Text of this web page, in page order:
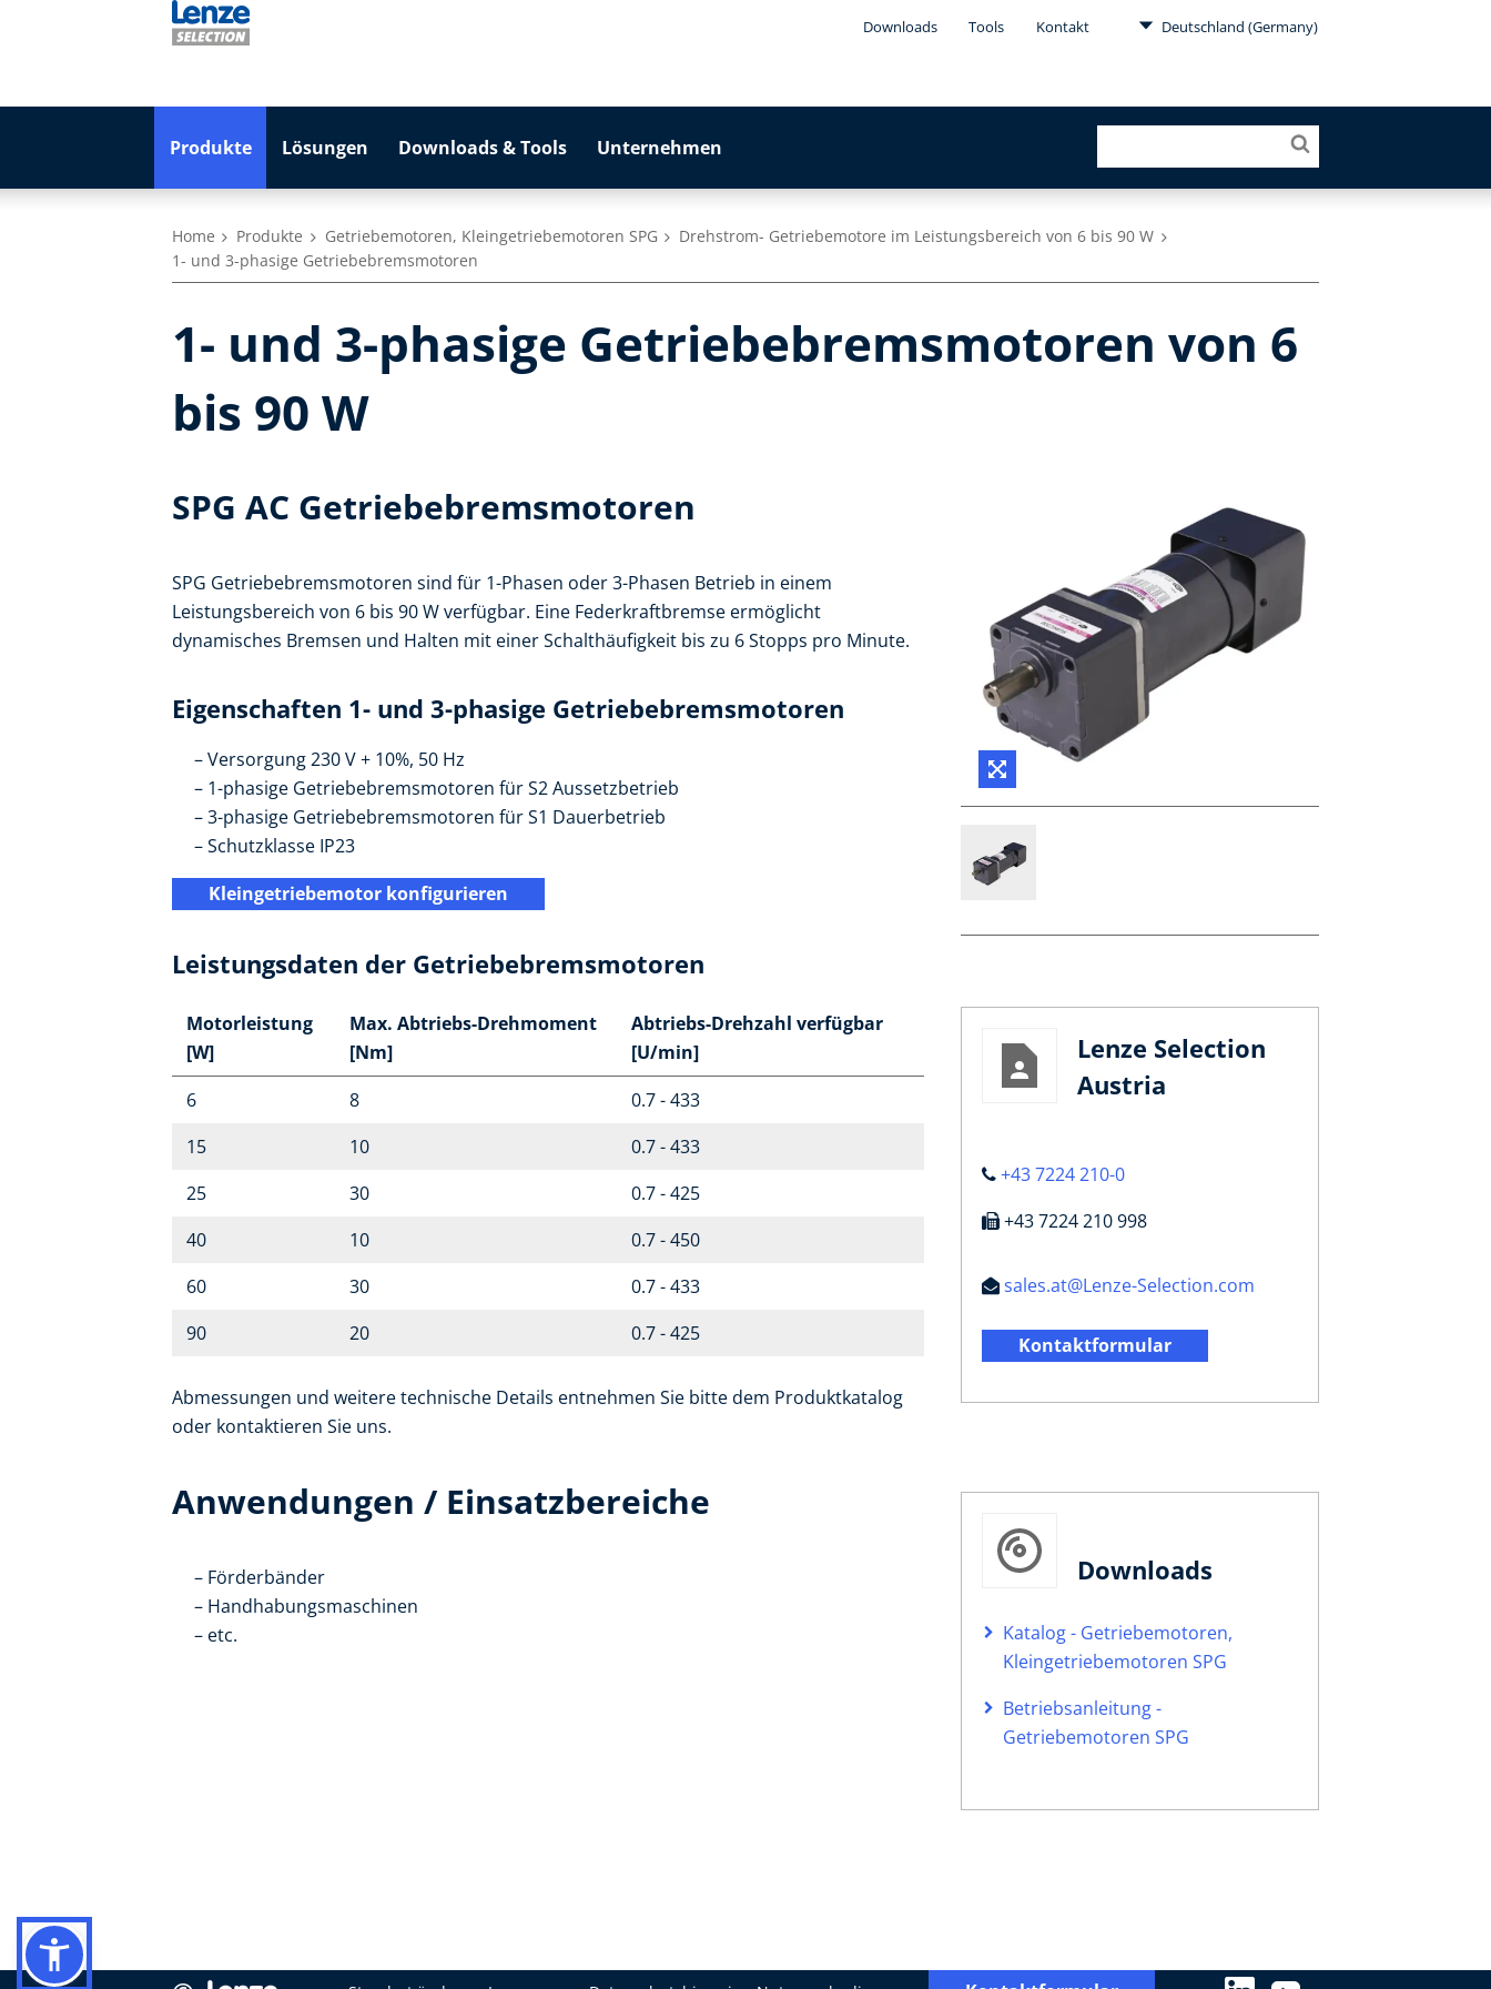
Downloads Tools Kontakt Deutschland (Germany)
Produkte Lösungen Downloads & Tools Unternehmen
Home Produkte Getriebemotoren, Kleingetriebemotoren SPG
Drehstrom- Getriebemotore im Leistungsbereich von 6 bis 90 W
1- und 3-phasige Getriebebremsmotoren
1- und 3-phasige Getriebebremsmotoren von 6
bis 90 W
SPG AC Getriebebremsmotoren
SPG Getriebebremsmotoren sind für 1-Phasen oder 3-Phasen Betrieb in einem
Leistungsbereich von 6 bis 90 W verfügbar. Eine Federkraftbremse ermöglicht
dynamisches Bremsen und Halten mit einer Schalthäufigkeit bis zu 6 Stopps pro Minute.
Eigenschaften 1- und 3-phasige Getriebebremsmotoren
Versorgung 230 V + 10%, 50 Hz
1-phasige Getriebebremsmotoren für S2 Aussetzbetrieb
3-phasige Getriebebremsmotoren für S1 Dauerbetrieb
Schutzklasse IP23
Kleingetriebemotor konfigurieren
Leistungsdaten der Getriebebremsmotoren
Motorleistung
[W]
Max. Abtriebs-Drehmoment
[Nm]
Abtriebs-Drehzahl verfügbar
[U/min]
6
8
0.7 - 433
15
10
0.7 - 433
25
30
0.7 - 425
40
10
0.7 - 450
60
30
0.7 - 433
90
20 0.7 - 425
Abmessungen und weitere technische Details entnehmen Sie bitte dem Produktkatalog
oder kontaktieren Sie uns.
Anwendungen / Einsatzbereiche
Förderbänder
Handhabungsmaschinen
etc.
Lenze Selection
Austria
+43 7224 210-0
+43 7224 210 998
sales.at@Lenze-Selection.com
Kontaktformular
Downloads
Katalog - Getriebemotoren,
Kleingetriebemotoren SPG
Betriebsanleitung -
Getriebemotoren SPG